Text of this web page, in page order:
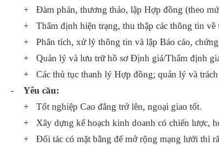
+
Đàm phán, thương thảo, lập Hợp đồng (theo
+
Thẩm định hiện trạng, thu thập các thông tin
+
Phân tích, xử lý thông tin và lập Báo cáo,
+
Quản lý và lưu trữ hồ sơ Định giá/Thẩm định
+
Các thủ tục thanh lý Hợp đồng; quản lý và
-
Yêu cầu:
+
Tốt nghiệp Cao đẳng trở lên, ngoại giao tốt.
+
Xây dựng kế hoạch kinh doanh có chiến lược,
+
Đối tác có mặt bằng để mở rộng mạng lưới thì